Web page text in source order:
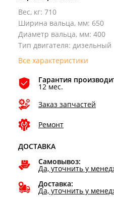
Вес, кг: 710
Ширина вальца, мм: 650
Диаметр вальца, мм: 400
Тип двигателя: дизельный
Все характеристики
Гарантия
12 мес.
Заказ запчастей
Ремонт
ДОСТАВКА
Самовывоз:
Да, уточнить у
Доставка:
Да, уточнить у